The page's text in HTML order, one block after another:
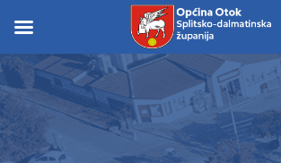
content
content